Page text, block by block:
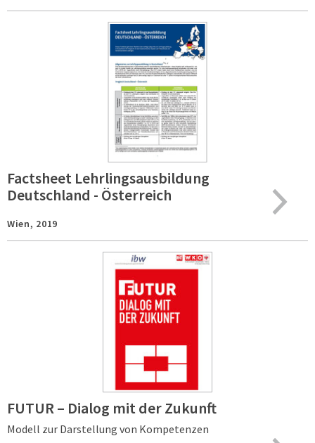
Factsheet Lehrlingsausbildung
Deutschland - Österreich
Wien, 2019
FUTUR – Dialog mit der Zukunft
Modell zur Darstellung von Kompetenzen